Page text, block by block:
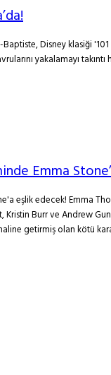
Disney klasiği
yakalamayı
Emma
eşlik edecek! Emma
Burr ve Andrew
getirmiş olan kötü